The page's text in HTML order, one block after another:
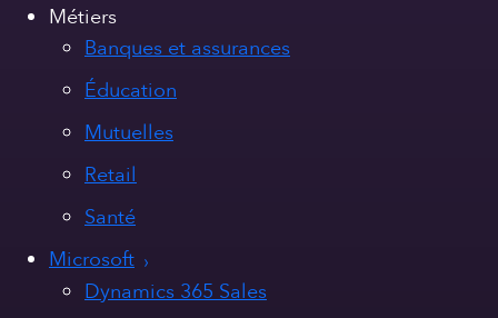
Métiers
Banques et assurances
Éducation
Mutuelles
Retail
Santé
Microsoft
Dynamics 365 Sales